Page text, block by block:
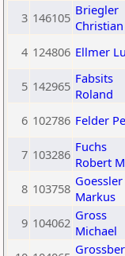
3 146105 Briegler
Christian
4 124806 Ellmer
5 142965 Fabsits
Roland
6 102786 Felder
7 103286 Fuchs
Robert
8 103758 Goessler
Markus
9 104062 Gross
Michael